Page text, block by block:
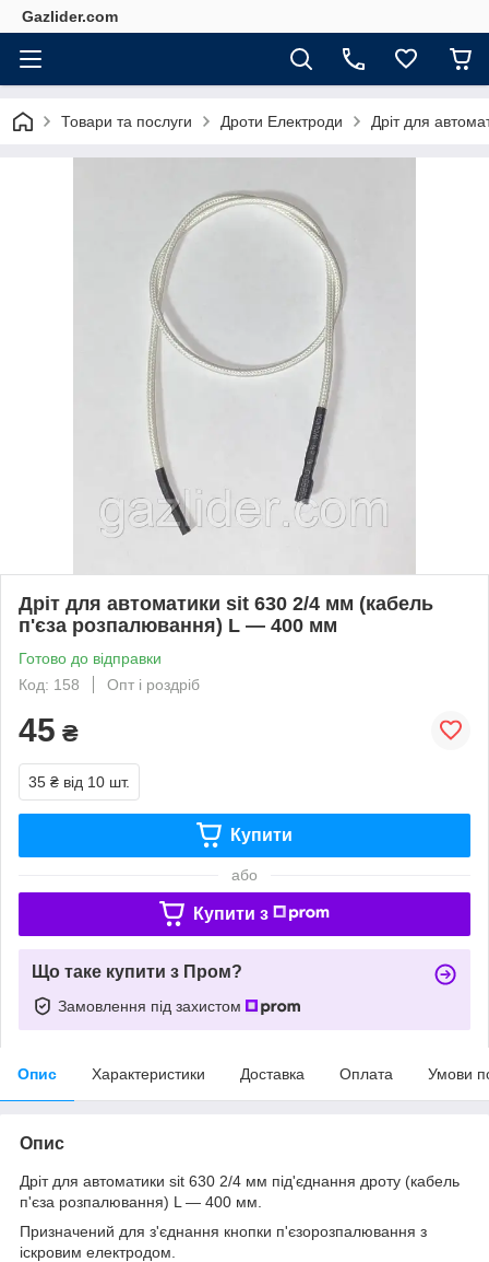
Gazlider.com
Товари та послуги Дроти Електроди Дріт для
Дріт для автоматики sit 630 2/4 мм (кабель
п'єза розпалювання) L — 400 мм
Готово до відправки
Код: 158
Опт і роздріб
45 ₴
35 ₴ від 10 шт.
Купити
або
Купити з
Що таке купити з Пром?
Замовлення під захистом
Опис Характеристики Доставка Оплата Умови
Опис
Дріт для автоматики sit 630 2/4 мм під'єднання дроту (кабель
п'єза розпалювання) L — 400 мм.
Призначений для з'єднання кнопки п'єзорозпалювання з
іскровим електродом.